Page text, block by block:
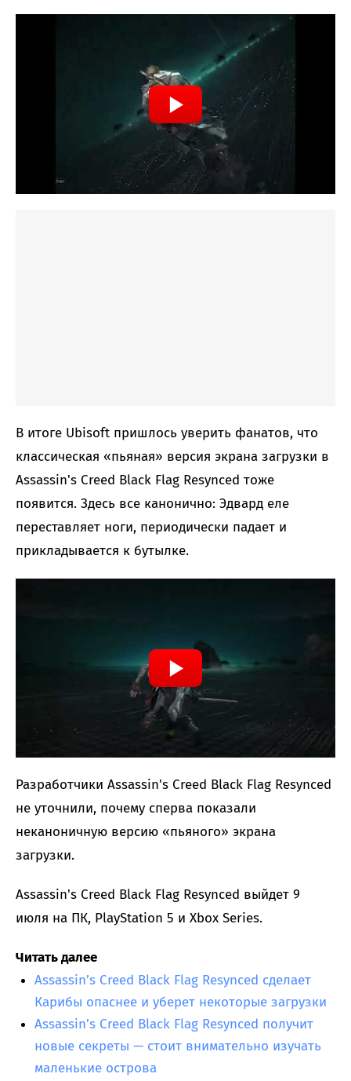
В итоге Ubisoft пришлось уверить фанатов, что
классическая «пьяная» версия экрана загрузки в
Assassin's Creed Black Flag Resynced тоже
появится. Здесь все канонично: Эдвард еле
переставляет ноги, периодически падает и
прикладывается к бутылке.
Разработчики Assassin's Creed Black Flag Resynced
не уточнили, почему сперва показали
неканоничную версию «пьяного» экрана
загрузки.
Assassin's Creed Black Flag Resynced выйдет 9
июля на ПК, PlayStation 5 и Xbox Series.
Читать далее
Assassin’s Creed Black Flag Resynced сделает
Карибы опаснее и уберет некоторые загрузки
Assassin’s Creed Black Flag Resynced получит
новые секреты — стоит внимательно изучать
маленькие острова